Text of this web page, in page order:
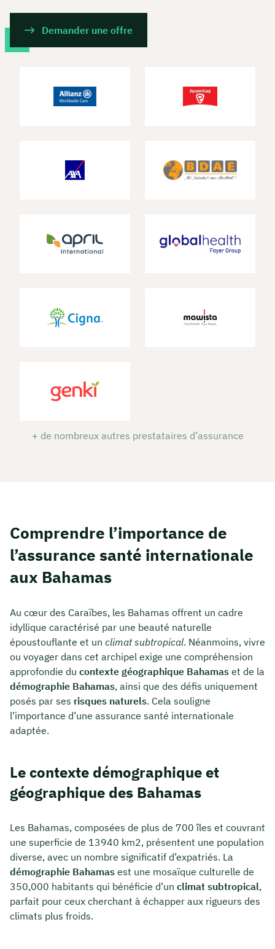
Demander une offre
+ de nombreux autres prestataires d’assurance
Comprendre l’importance de
l’assurance santé internationale
aux Bahamas
Au cœur des Caraïbes, les Bahamas offrent un cadre
idyllique caractérisé par une beauté naturelle
époustouflante et un climat subtropical. Néanmoins, vivre
ou voyager dans cet archipel exige une compréhension
approfondie du contexte géographique Bahamas et de la
démographie Bahamas, ainsi que des défis uniquement
posés par ses risques naturels. Cela souligne
l’importance d’une assurance santé internationale
adaptée.
Le contexte démographique et
géographique des Bahamas
Les Bahamas, composées de plus de 700 îles et couvrant
une superficie de 13940 km2, présentent une population
diverse, avec un nombre significatif d’expatriés. La
démographie Bahamas est une mosaïque culturelle de
350,000 habitants qui bénéficie d’un climat subtropical,
parfait pour ceux cherchant à échapper aux rigueurs des
climats plus froids.